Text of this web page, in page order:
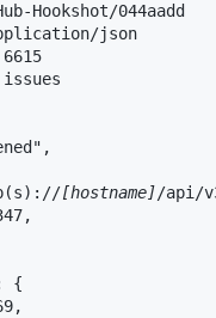
Hookshot/044aadd
json
[hostname]/api/
{